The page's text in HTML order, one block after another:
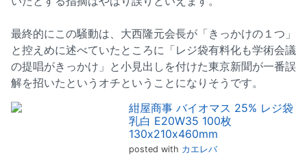
最終的にこの騒動は、大西隆元会長が「きっかけの１つ」
と控えめに述べていたところに「レジ袋有料化も学術会議
の提唱がきっかけ」と小見出しを付けた東京新聞が一番誤
解を招いたというオチということになりそうです。
紺屋商事 バイオマス 25% レジ袋
乳白 E20W35 100枚
130x210x460mm
posted with カエレバ